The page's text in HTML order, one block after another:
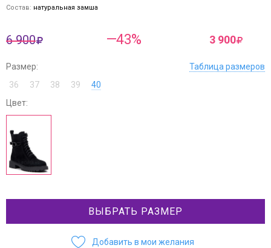
Состав: натуральная замша
6 900 —43% 3 900
Размер:
Таблица размеров
36
37 38 39
40
Цвет:
ВЫБРАТЬ РАЗМЕР
Добавить в мои желания